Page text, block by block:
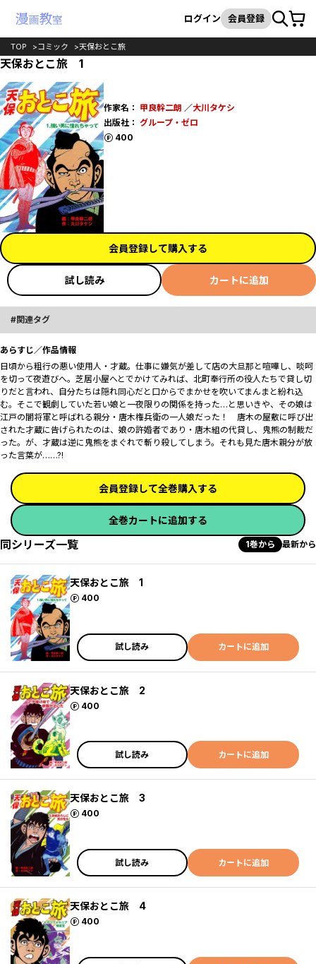
検索
ログイン 会員登録カート
TOP コミック 天保おとこ旅
天保おとこ旅 1
作家名： 甲良幹二朗 ／大川タケシ
出版社： グループ・ゼロ
400
ポイント
会員登録して購入する
試し読み カートに追加
関連タグ
あらすじ／作品情報
日頃から粗行の悪い使用人・才蔵。仕事に嫌気が差して店の大旦那と喧嘩し、啖呵
を切って夜遊びへ。芝居小屋へとでかけてみれば、北町奉行所の役人たちで貸し切
りだと言われ、自分たちは隠れ同心だと口からでまかせを吹いてまんまと紛れ込
む。そこで観劇していた若い娘と一夜限りの関係を持った…と思いきや、その娘は
江戸の闇将軍と呼ばれる親分・唐木権兵衛の一人娘だった！ 唐木の屋敷に呼び出
された才蔵に告げられたのは、娘の許婚者であり・唐木組の代貸し、鬼熊の制裁だ
った。が、才蔵は逆に鬼熊をまぐれで斬り殺してしまう。それも見た唐木親分が放
った言葉が……?!
会員登録して全巻購入する
全巻カートに追加する
同シリーズ一覧 1巻から 最新から
天保おとこ旅 1
400
ポイント
試し読み カートに追加
天保おとこ旅 2
400
ポイント
試し読み カートに追加
天保おとこ旅 3
400
ポイント
試し読み カートに追加
天保おとこ旅 4
400
ポイント